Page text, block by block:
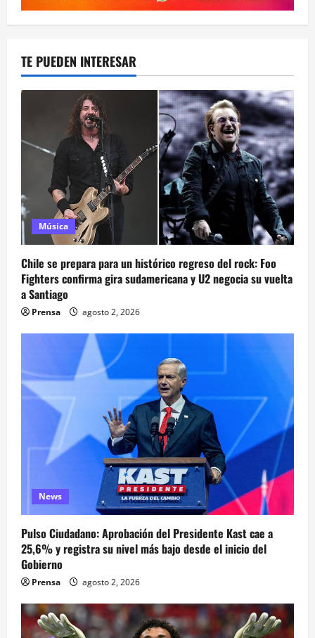
TE PUEDEN INTERESAR
Música
Chile se prepara para un histórico regreso del rock: Foo
Fighters confirma gira sudamericana y U2 negocia su vuelta
a Santiago
Prensa agosto 2, 2026
News
Pulso Ciudadano: Aprobación del Presidente Kast cae a
25,6% y registra su nivel más bajo desde el inicio del
Gobierno
Prensa agosto 2, 2026